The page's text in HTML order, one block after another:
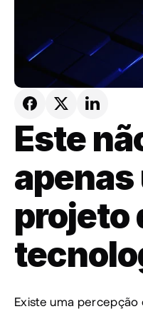
Este
apenas
projeto
Existe uma